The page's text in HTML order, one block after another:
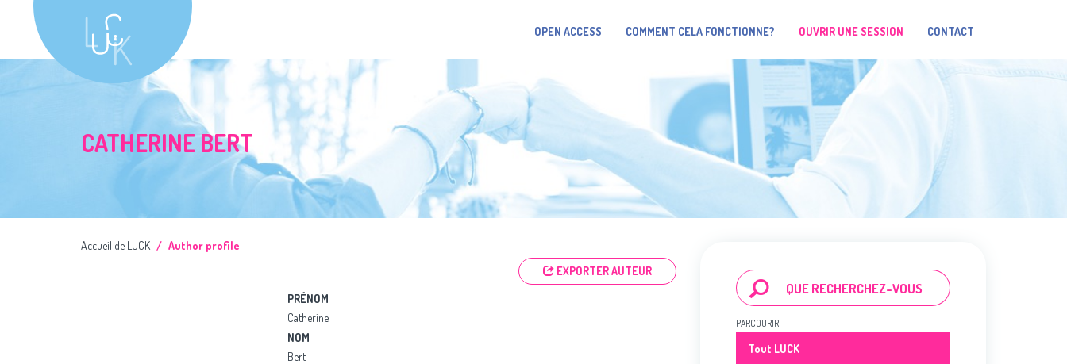
OPEN ACCESS COMMENT CELA FONCTIONNE? OUVRIR UNE SESSION CONTACT
CATHERINE BERT
Accueil de LUCK
Author profile
EXPORTER AUTEUR
PRÉNOM
Catherine
NOM
Bert
PARCOURIR
Tout LUCK